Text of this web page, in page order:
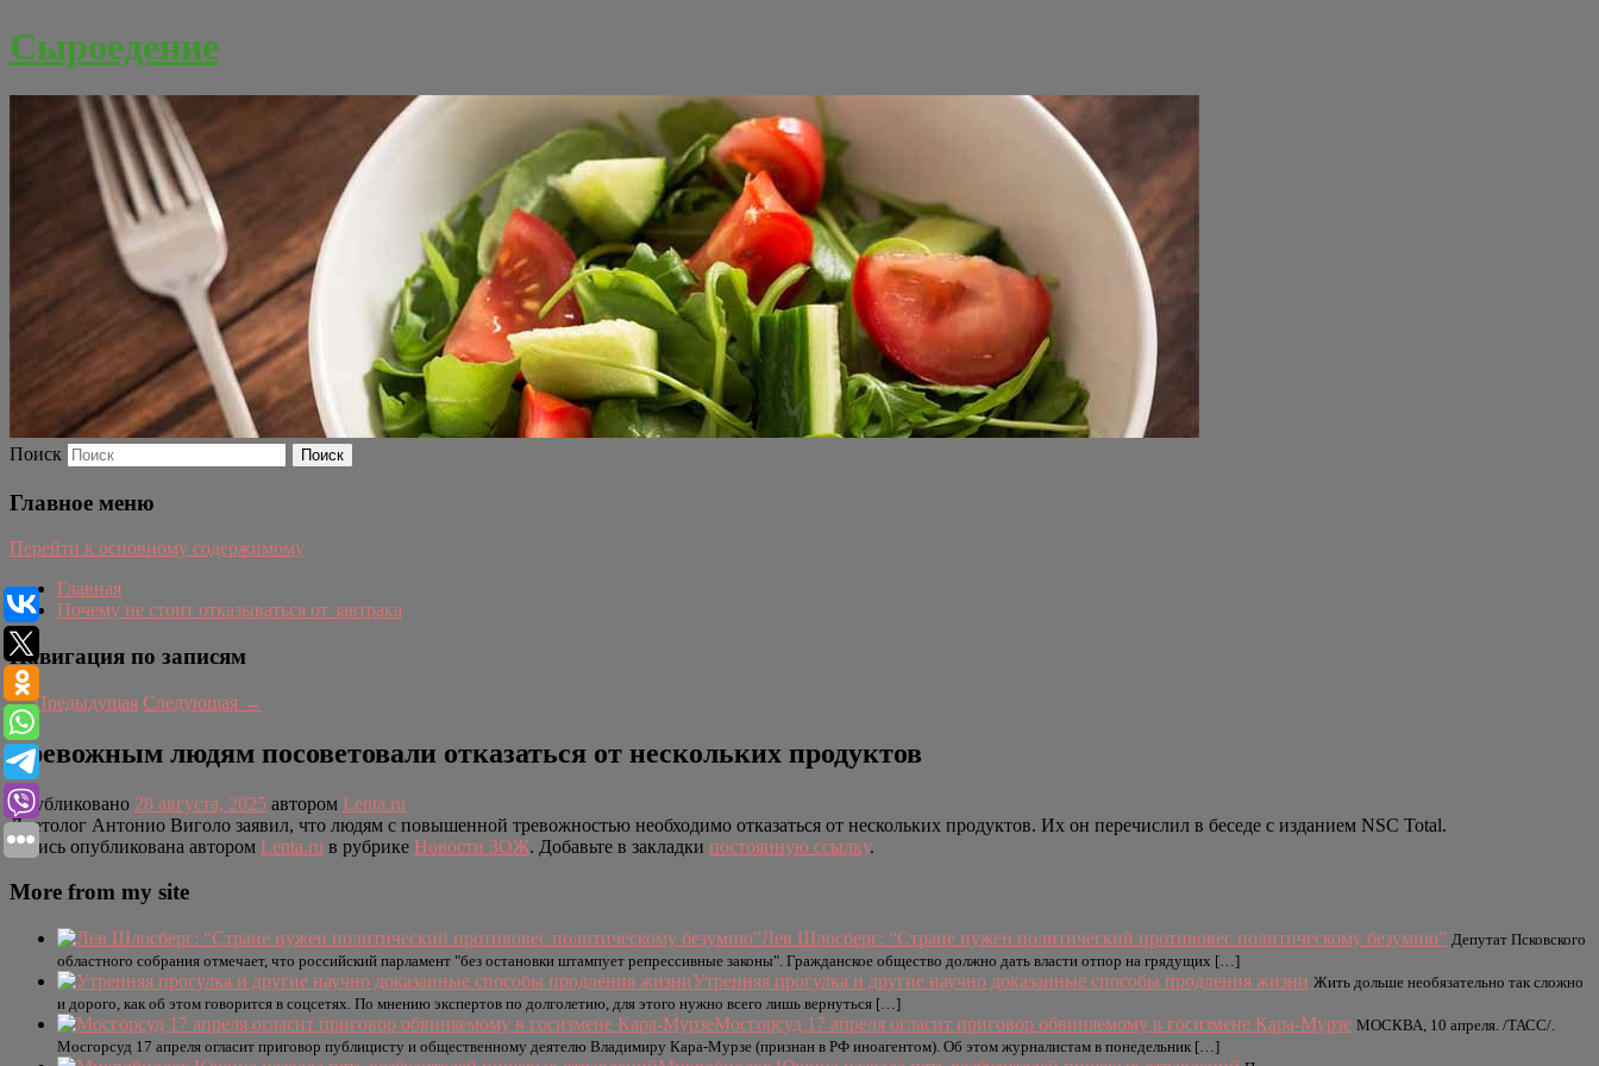
Сыроедение
Поиск
Главное меню
Перейти к основному содержимому
Главная
Почему не стоит отказываться от завтрака
Навигация по записям
←Предыдущая Следующая →
Тревожным людям посоветовали отказаться от нескольких продуктов
Опубликовано 28 августа, 2025 автором Lenta.ru
Диетолог Антонио Виголо заявил, что людям с повышенной тревожностью необходимо отказаться от нескольких продуктов. Их он перечислил в беседе с изданием NSC Total.
Запись опубликована автором Lenta.ru в рубрике Новости ЗОЖ. Добавьте в закладки постоянную ссылку.
More from my site
Лев Шлосберг: “Стране нужен политический противовес политическому безумию” Депутат Псковского
областного собрания отмечает, что российский парламент "без остановки штампует репрессивные законы". Гражданское общество должно дать власти отпор на грядущих […]
Утренняя прогулка и другие научно доказанные способы продления жизни Жить дольше необязательно так сложно
и дорого, как об этом говорится в соцсетях. По мнению экспертов по долголетию, для этого нужно всего лишь вернуться […]
Мосгорсуд 17 апреля огласит приговор обвиняемому в госизмене Кара-Мурзе МОСКВА, 10 апреля. /ТАСС/.
Мосгорсуд 17 апреля огласит приговор публицисту и общественному деятелю Владимиру Кара-Мурзе (признан в РФ иноагентом). Об этом журналистам в понедельник […]